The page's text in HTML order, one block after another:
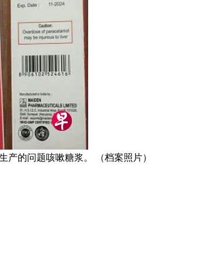
的问题咳嗽糖浆。 （档案照片）